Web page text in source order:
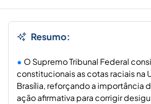
Resumo:
O Supremo Tribunal Federal
constitucionais as cotas raciais na
Brasília, reforçando a importância
ação afirmativa para corrigir